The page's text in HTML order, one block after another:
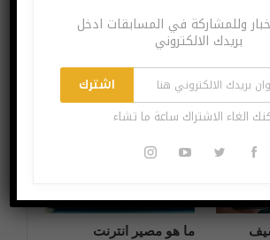
المزيد عن المؤلف
أخبار شبكات
ما هو مصير انترنت
وللمشاركة في المسابقات ادخل
بريدك الالكتروني
اشترك
الغاء الاشتراك ساعة ما تشاء